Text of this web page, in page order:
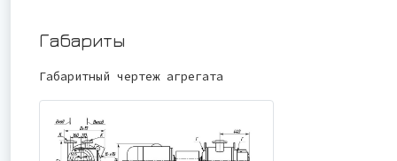
Габариты
Габаритный чертеж агрегата